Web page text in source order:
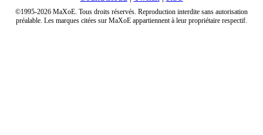
©1995-2026 MaXoE. Tous droits réservés. Reproduction interdite sans autorisation
préalable. Les marques citées sur MaXoE appartiennent à leur propriétaire respectif.